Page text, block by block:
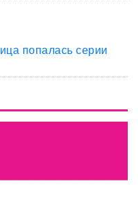
попалась серии